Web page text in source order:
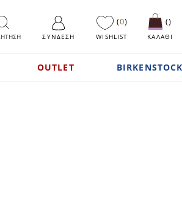
ΣΎΝΔΕΣΗ
0
WISHLIST ΚΑΛΑΘΙ
OUTLET